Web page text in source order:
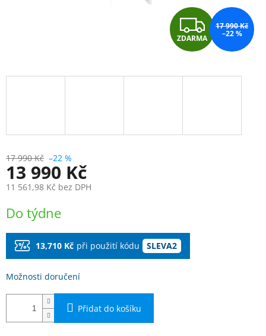
Z
D
A
ZDARMA
17 990 Kč
–22 %
17 990 Kč –22 %
13 990 Kč
11 561,98 Kč bez DPH
cena:
Do týdne
13,710 Kč při použití kódu SLEVA2
Možnosti doručení
Přidat do košíku